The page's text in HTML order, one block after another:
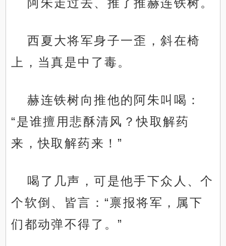
阿朱走过去、推了推赫连铁树。
西夏大将军身子一歪，斜在椅
上，当真是中了毒。
赫连铁树向推他的阿朱叫喝：
“是谁擅用悲酥清风？快取解药
来，快取解药来！”
喝了几声，可是他手下众人、个
个软倒、皆言：“禀报将军，属下
们都动弹不得了。”